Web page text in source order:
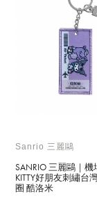
Sanrio 三麗鷗
SANRIO 三麗鷗｜
KITTY好朋友刺繡台
圈 酷洛米